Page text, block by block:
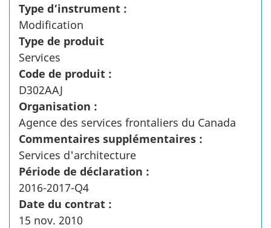
Type d’instrument :
Modification
Type de produit
Services
Code de produit :
D302AAJ
Organisation :
Agence des services frontaliers du Canada
Commentaires supplémentaires :
Services d'architecture
Période de déclaration :
2016-2017-Q4
Date du contrat :
15 nov. 2010